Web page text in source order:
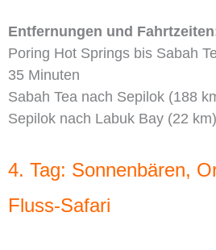
Entfernungen und
Poring Hot Springs bis Sabah
35 Minuten
Sabah Tea nach Sepilok (188
Sepilok nach Labuk Bay (22
4. Tag: Sonnenbären,
Fluss-Safari